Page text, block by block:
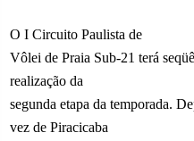
O I Circuito Paulista de
Vôlei de Praia Sub-21 terá
realização da
segunda etapa da temporada.
vez de Piracicaba